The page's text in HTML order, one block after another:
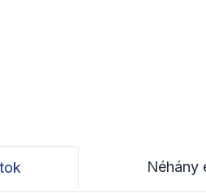
Néhány